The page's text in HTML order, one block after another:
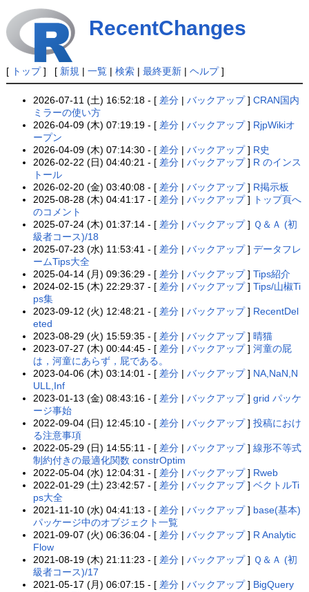
RecentChanges
[ トップ] [ 新規 | 一覧| 検索| 最終更新| ヘルプ]
2026-07-11 (土) 16:52:18 - [ 差分 |バックアップ]CRAN国内
ミラーの使い方
2026-04-09 (木) 07:19:19 - [ 差分 |バックアップ] RjpWikiオ
ープン
2026-04-09 (木) 07:14:30 - [ 差分 |バックアップ] R史
2026-02-22 (日) 04:40:21 - [ 差分 |バックアップ] R のインス
トール
2026-02-20 (金) 03:40:08 - [ 差分 |バックアップ] R掲示板
2025-08-28 (木) 04:41:17 - [ 差分 |バックアップ]
トップ頁へ
のコメント
2025-07-24 (木) 01:37:14 - [ 差分 |バックアップ] Ｑ＆Ａ (初
級者コース)/18
2025-07-23 (水) 11:53:41 - [ 差分 |バックアップ]データフレ
ームTips大全
2025-04-14 (月) 09:36:29 - [ 差分 |バックアップ]Tips紹介
2024-02-15 (木) 22:29:37 - [ 差分 |バックアップ]Tips/山椒Ti
ps集
2023-09-12 (火) 12:48:21 - [ 差分 |バックアップ] RecentDel
eted
2023-08-29 (火) 15:59:35 - [ 差分 |バックアップ]晴猫
2023-07-27 (木) 00:44:45 - [ 差分 |バックアップ]河童の屁
は，河童にあらず，屁である。
2023-04-06 (木) 03:14:01 - [ 差分 |バックアップ] NA,NaN,N
ULL,Inf
2023-01-13 (金) 08:43:16 - [ 差分 |バックアップ]grid パッケ
ージ事始
2022-09-04 (日) 12:45:10 - [ 差分 |バックアップ]投稿におけ
る注意事項
2022-05-29 (日) 14:55:11 - [ 差分 |バックアップ]線形不等式
制約付きの最適化関数 constrOptim
2022-05-04 (水) 12:04:31 - [ 差分 |バックアップ] Rweb
2022-01-29 (土) 23:42:57 - [ 差分 |バックアップ]ベクトルTi
ps大全
2021-11-10 (水) 04:41:13 - [ 差分 |バックアップ] base(基本)
パッケージ中のオブジェクト一覧
2021-09-07 (火) 06:36:04 - [ 差分 |バックアップ] R Analytic
Flow
2021-08-19 (木) 21:11:23 - [ 差分 |バックアップ] Ｑ＆Ａ (初
級者コース)/17
2021-05-17 (月) 06:07:15 - [ 差分 |バックアップ] BigQuery